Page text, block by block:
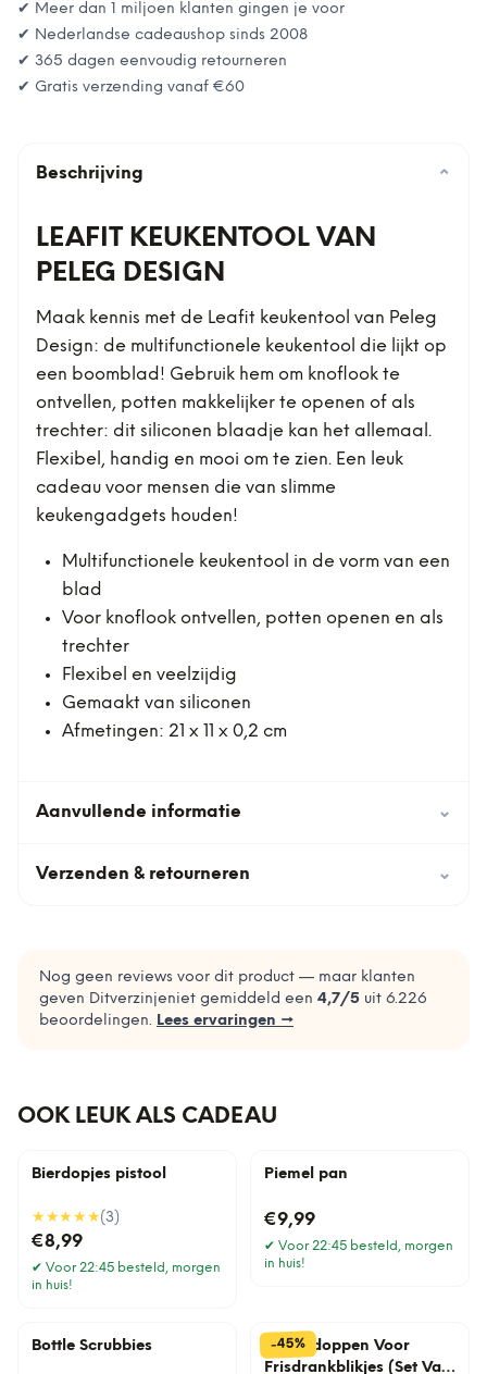
✔ Meer dan 1 miljoen klanten gingen je voor
✔ Nederlandse cadeaushop sinds 2008
✔ 365 dagen eenvoudig retourneren
✔ Gratis verzending vanaf €60
Beschrijving ⌄
LEAFIT KEUKENTOOL VAN
PELEG DESIGN
Maak kennis met de Leafit keukentool van Peleg
Design: de multifunctionele keukentool die lijkt op
een boomblad! Gebruik hem om knoflook te
ontvellen, potten makkelijker te openen of als
trechter: dit siliconen blaadje kan het allemaal.
Flexibel, handig en mooi om te zien. Een leuk
cadeau voor mensen die van slimme
keukengadgets houden!
Multifunctionele keukentool in de vorm van een
blad
Voor knoflook ontvellen, potten openen en als
trechter
Flexibel en veelzijdig
Gemaakt van siliconen
Afmetingen: 21 x 11 x 0,2 cm
Aanvullende informatie ⌄
Verzenden & retourneren ⌄
Nog geen reviews voor dit product — maar klanten
geven Ditverzinjeniet gemiddeld een 4,7/5 uit 6.226
beoordelingen. Lees ervaringen →
OOK LEUK ALS CADEAU
Bierdopjes pistool
★★★★★(3)
€8,99
✔ Voor 22:45 besteld, morgen
in huis!
Piemel pan
€9,99
✔ Voor 22:45 besteld, morgen
in huis!
Bottle Scrubbies -45%
Afsluitdoppen Voor
Frisdrankblikjes (Set Van